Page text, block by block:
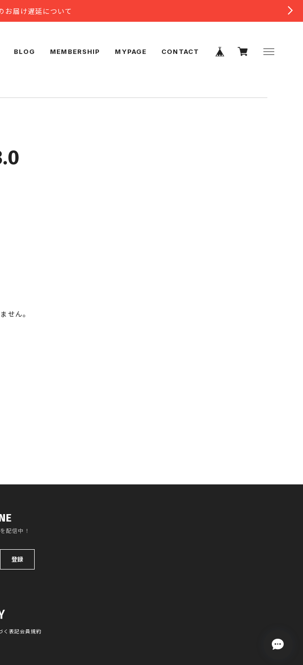
お届け遅延について
BLOG MEMBERSHIP MYPAGE CONTACT
せん。
配信中！
登録
く表記会員規約